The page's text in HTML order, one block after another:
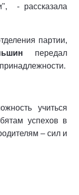
- рассказала
партии,
передал
учиться
успехов в
– сил и